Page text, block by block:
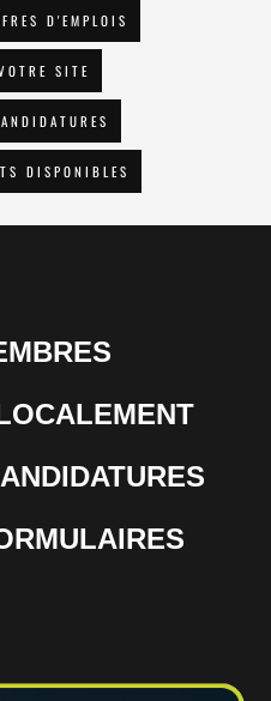
D'EMPLOIS
SITE
DISPONIBLES